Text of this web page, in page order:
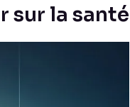
sur la santé